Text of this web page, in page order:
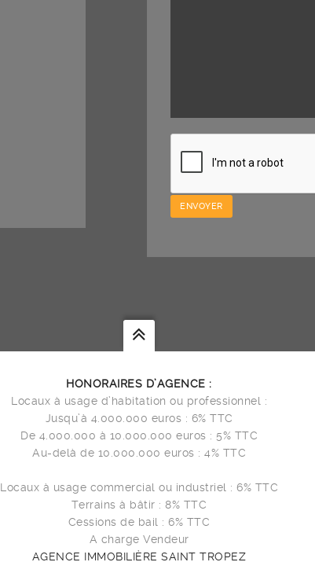
HONORAIRES D’AGENCE :
Locaux à usage d’habitation ou professionnel :
Jusqu’à 4.000.000 euros : 6% TTC
De 4.000.000 à 10.000.000 euros : 5% TTC
Au-delà de 10.000.000 euros : 4% TTC
Locaux à usage commercial ou industriel : 6% TTC
Terrains à bâtir : 8% TTC
Cessions de bail : 6% TTC
A charge Vendeur
AGENCE IMMOBILIÈRE SAINT TROPEZ